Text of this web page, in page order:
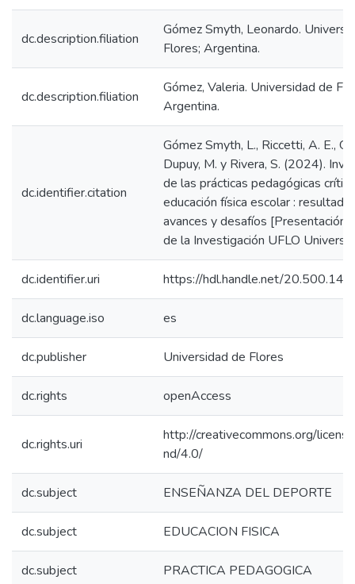
dc.description.filiation
Gómez Smyth, Leonardo.
Flores; Argentina.
dc.description.filiation
Gómez, Valeria. Universidad de
Argentina.
dc.identifier.citation
Gómez Smyth, L., Riccetti, A. E.,
Dupuy, M. y Rivera, S. (2024).
de las prácticas pedagógicas
educación física escolar :
avances y desafíos
de la Investigación UFLO
dc.identifier.uri https://hdl.handle.net/
dc.language.iso es
dc.publisher Universidad de Flores
dc.rights openAccess
dc.rights.uri
http://creativecommons.org/
nd/4.0/
dc.subject ENSEÑANZA DEL DEPORTE
dc.subject EDUCACION FISICA
dc.subject PRACTICA PEDAGOGICA